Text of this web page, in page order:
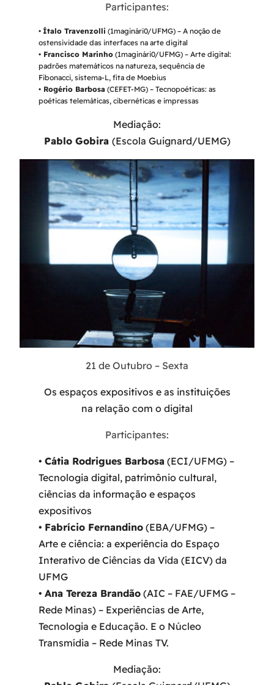
Participantes:
• Ítalo Travenzolli (1maginári0/UFMG) – A noção de
ostensividade das interfaces na arte digital
• Francisco Marinho(1maginári0/UFMG) – Arte digital:
padrões matemáticos na natureza, sequência de
Fibonacci, sistema-L, fita de Moebius
• Rogério Barbosa(CEFET-MG) – Tecnopoéticas: as
poéticas telemáticas, cibernéticas e impressas
Mediação:
Pablo Gobira (Escola Guignard/UEMG)
21 de Outubro – Sexta
Os espaços expositivos e as instituições
na relação com o digital
Participantes:
• Cátia Rodrigues Barbosa(ECI/UFMG) –
Tecnologia digital, patrimônio cultural,
ciências da informação e espaços
expositivos
• Fabrício Fernandino(EBA/UFMG) –
Arte e ciência: a experiência do Espaço
Interativo de Ciências da Vida (EICV) da
UFMG
• Ana Tereza Brandão(AIC – FAE/UFMG –
Rede Minas) – Experiências de Arte,
Tecnologia e Educação. E o Núcleo
Transmídia – Rede Minas TV.
Mediação: